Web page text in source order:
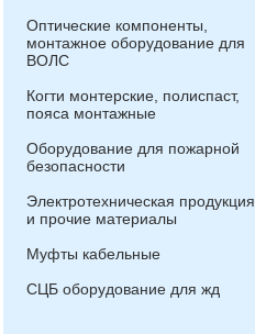
Оптические компоненты,
монтажное оборудование для
ВОЛС
Когти монтерские, полиспаст,
пояса монтажные
Оборудование для пожарной
безопасности
Электротехническая продукция
и прочие материалы
Муфты кабельные
СЦБ оборудование для жд